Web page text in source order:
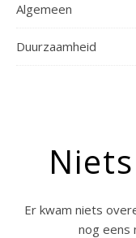
Algemeen
Duurzaamheid
Er kwam niets
nog eens